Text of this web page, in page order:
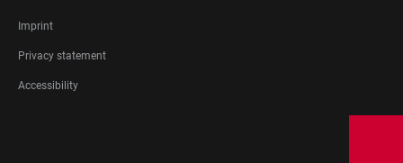
FOOTER
LEGAL
Imprint
Privacy statement
Accessibility